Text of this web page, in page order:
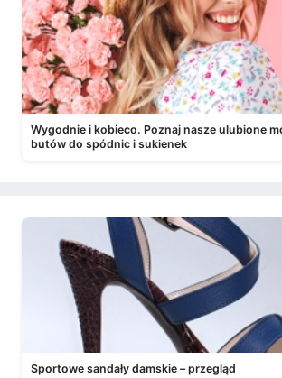
Wygodnie i kobieco. Poznaj nasze ulubione
butów do spódnic i sukienek
Sportowe sandały damskie – przegląd